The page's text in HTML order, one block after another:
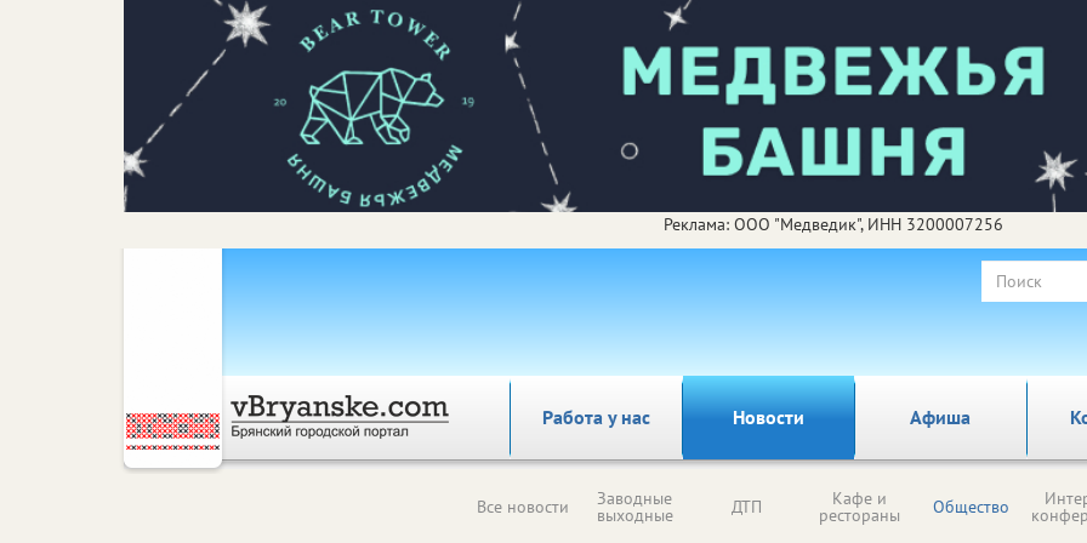
Реклама: ООО "Медведик", ИНН 3200007256
Работа у нас Новости Афиша
Все новости Заводные
выходные ДТП Кафе и
рестораны Общество